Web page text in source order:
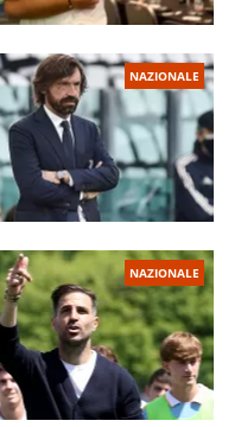
NAZIONALE
NAZIONALE